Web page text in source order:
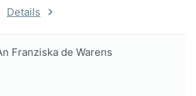
Details
Franziska de Warens